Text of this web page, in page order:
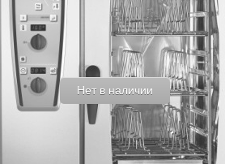
Нет в наличии